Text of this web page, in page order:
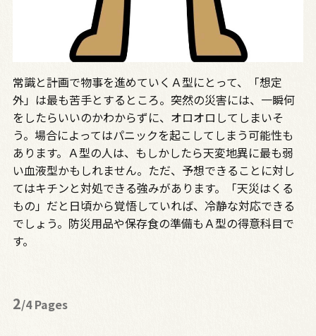
常識と計画で物事を進めていくＡ型にとって、「想定
外」は最も苦手とするところ。突然の災害には、一瞬何
をしたらいいのかわからずに、オロオロしてしまいそ
う。場合によってはパニックを起こしてしまう可能性も
あります。Ａ型の人は、もしかしたら天変地異に最も弱
い血液型かもしれません。ただ、予想できることに対し
てはキチンと対処できる強みがあります。「天災はくる
もの」だと日頃から覚悟していれば、冷静な対応できる
でしょう。防災用品や保存食の準備もＡ型の得意科目で
す。
2/4 Pages